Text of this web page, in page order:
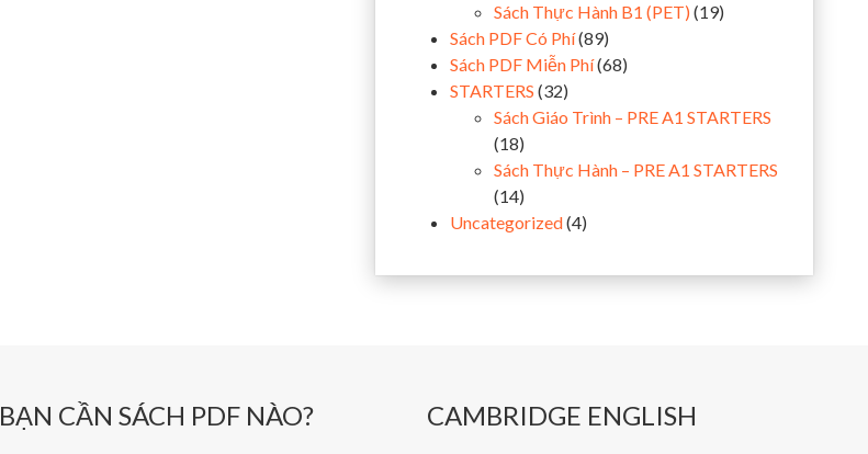
Sách Thực Hành B1 (PET) (19)
Sách PDF Có Phí(89)
Sách PDF Miễn Phí(68)
STARTERS (32)
Sách Giáo Trình – PRE A1 STARTERS
(18)
Sách Thực Hành – PRE A1 STARTERS
(14)
Uncategorized(4)
BẠN CẦN SÁCH PDF NÀO? CAMBRIDGE ENGLISH